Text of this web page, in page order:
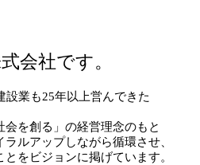
会社です。
設業も25年以上営んできた
会を創る」の経営理念のもと
ルアップしながら循環させ、
をビジョンに掲げています。